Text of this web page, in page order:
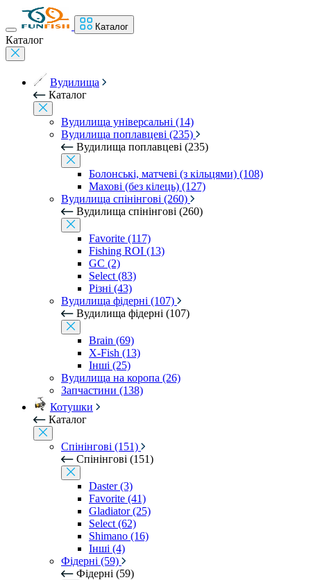
Каталог
Каталог
Вудилища
Каталог
Вудилища універсальні (14)
Вудилища поплавцеві (235)
Вудилища поплавцеві (235)
Болонські, матчеві (з кільцями) (108)
Махові (без кілець) (127)
Вудилища спінінгові (260)
Вудилища спінінгові (260)
Favorite (117)
Fishing ROI (13)
GC (2)
Select (83)
Різні (43)
Вудилища фідерні (107)
Вудилища фідерні (107)
Brain (69)
X-Fish (13)
Інші (25)
Вудилища на коропа (26)
Запчастини (138)
Котушки
Каталог
Спінінгові (151)
Спінінгові (151)
Daster (3)
Favorite (41)
Gladiator (25)
Select (62)
Shimano (16)
Інші (4)
Фідерні (59)
Фідерні (59)